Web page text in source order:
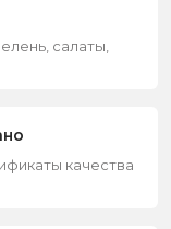
салаты,
качества